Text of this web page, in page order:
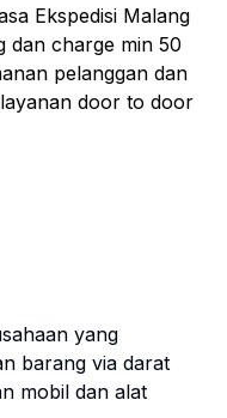
Ekspedisi Malang
dan charge min 50
pelanggan dan
door to door
yang
barang via darat
mobil dan alat